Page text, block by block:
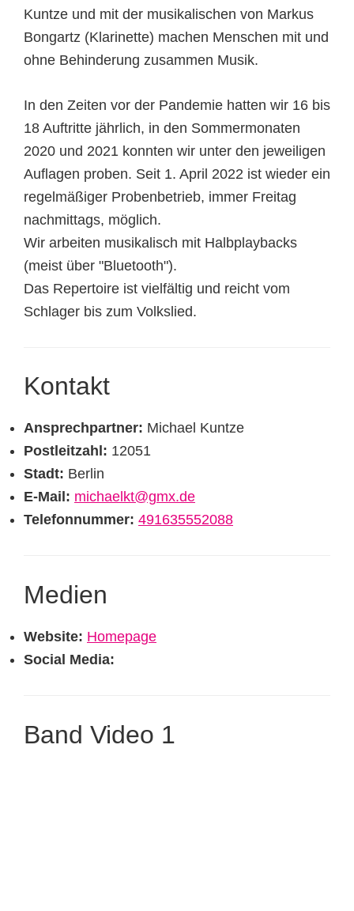
Kuntze und mit der musikalischen von Markus
Bongartz (Klarinette) machen Menschen mit und
ohne Behinderung zusammen Musik.
In den Zeiten vor der Pandemie hatten wir 16 bis
18 Auftritte jährlich, in den Sommermonaten
2020 und 2021 konnten wir unter den jeweiligen
Auflagen proben. Seit 1. April 2022 ist wieder ein
regelmäßiger Probenbetrieb, immer Freitag
nachmittags, möglich.
Wir arbeiten musikalisch mit Halbplaybacks
(meist über "Bluetooth").
Das Repertoire ist vielfältig und reicht vom
Schlager bis zum Volkslied.
Kontakt
Ansprechpartner: Michael Kuntze
Postleitzahl: 12051
Stadt: Berlin
E-Mail: michaelkt@gmx.de
Telefonnummer: 491635552088
Medien
Website: Homepage
Social Media:
Band Video 1